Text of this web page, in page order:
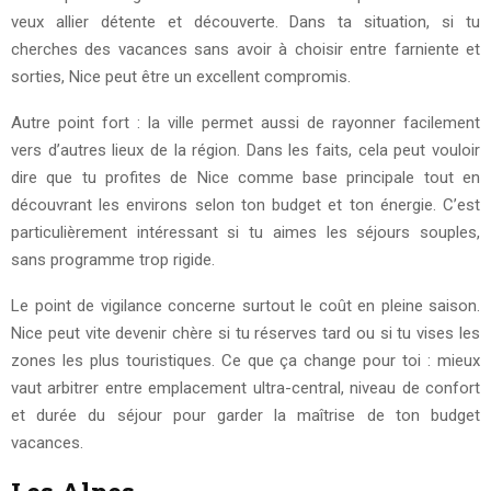
veux allier détente et découverte. Dans ta situation, si tu
cherches des vacances sans avoir à choisir entre farniente et
sorties, Nice peut être un excellent compromis.
Autre point fort : la ville permet aussi de rayonner facilement
vers d’autres lieux de la région. Dans les faits, cela peut vouloir
dire que tu profites de Nice comme base principale tout en
découvrant les environs selon ton budget et ton énergie. C’est
particulièrement intéressant si tu aimes les séjours souples,
sans programme trop rigide.
Le point de vigilance concerne surtout le coût en pleine saison.
Nice peut vite devenir chère si tu réserves tard ou si tu vises les
zones les plus touristiques. Ce que ça change pour toi : mieux
vaut arbitrer entre emplacement ultra-central, niveau de confort
et durée du séjour pour garder la maîtrise de ton budget
vacances.